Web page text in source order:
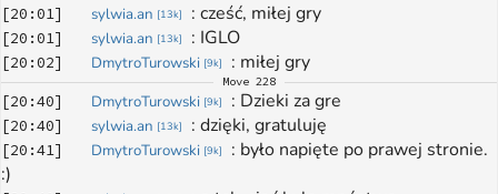
[20:01] sylwia.an [13k] : cześć, miłej gry
[20:01] sylwia.an [13k] : IGLO
[20:02] DmytroTurowski [9k] : miłej gry
Move 228
[20:40] DmytroTurowski [9k] : Dzieki za gre
[20:40] sylwia.an [13k] : dzięki, gratuluję
[20:41] DmytroTurowski [9k] : było napięte po prawej stronie.
:)